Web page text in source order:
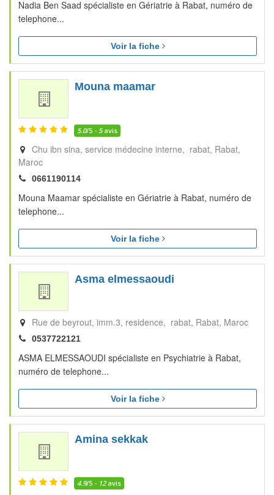
Nadia Ben Saad spécialiste en Gériatrie à Rabat, numéro de
telephone...
Voir la fiche
Mouna maamar
5.0/5 - 5avis
Chu ibn sina, service médecine interne, rabat Rabat
Maroc
0661190114
Mouna Maamar spécialiste en Gériatrie à Rabat, numéro de
telephone...
Voir la fiche
Asma elmessaoudi
Rue de beyrout, imm.3, residence, rabat Rabat Maroc
0537722121
ASMA ELMESSAOUDI spécialiste en Psychiatrie à Rabat,
numéro de telephone...
Voir la fiche
Amina sekkak
4.9/5 - 12avis